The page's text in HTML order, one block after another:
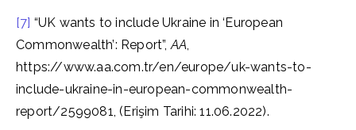
[7] “UK wants to include Ukraine in ‘European
Commonwealth’: Report”,AA,
https://www.aa.com.tr/en/europe/uk-wants-to-
include-ukraine-in-european-commonwealth-
report/2599081, (Erişim Tarihi: 11.06.2022).